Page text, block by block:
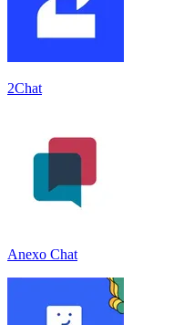
2Chat
Anexo Chat